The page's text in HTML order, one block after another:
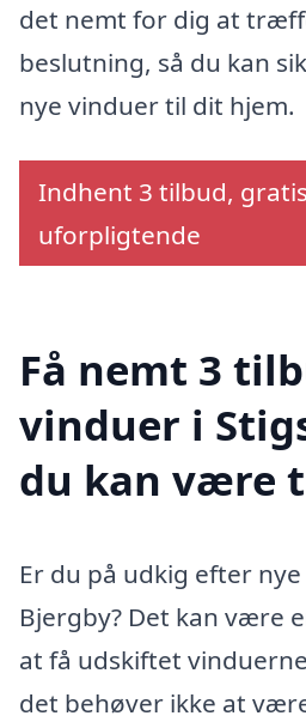
det nemt for dig at
beslutning, så du kan
nye vinduer til dit hjem.
Indhent 3 tilbud,
uforpligtende
Få nemt 3
vinduer i
du kan være
Er du på udkig efter
Bjergby? Det kan være
at få udskiftet
det behøver ikke at